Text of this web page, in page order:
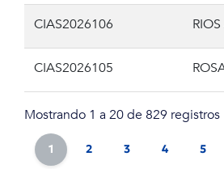
CIAS2026106
CIAS2026105
Mostrando 1 a 20 de 829 registros
1 2 3 4 5